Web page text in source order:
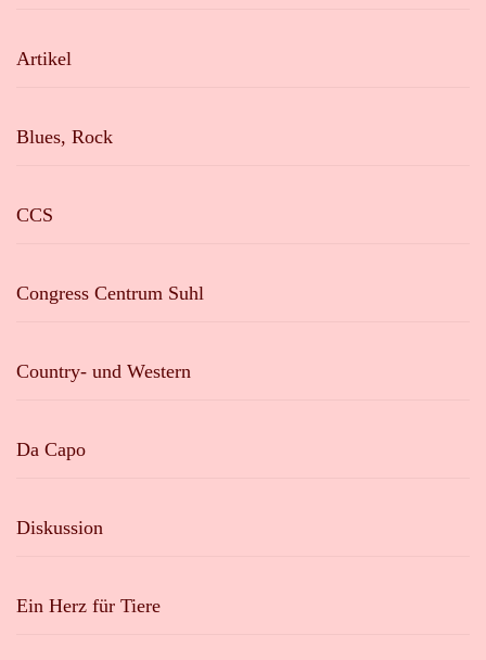
Artikel
Blues, Rock
CCS
Congress Centrum Suhl
Country- und Western
Da Capo
Diskussion
Ein Herz für Tiere